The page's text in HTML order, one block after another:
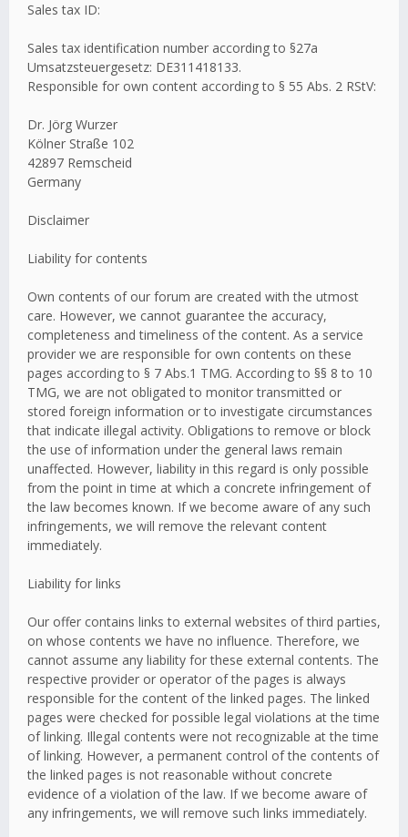
Sales tax ID:
Sales tax identification number according to §27a
Umsatzsteuergesetz: DE311418133.
Responsible for own content according to § 55 Abs. 2 RStV:
Dr. Jörg Wurzer
Kölner Straße 102
42897 Remscheid
Germany
Disclaimer
Liability for contents
Own contents of our forum are created with the utmost
care. However, we cannot guarantee the accuracy,
completeness and timeliness of the content. As a service
provider we are responsible for own contents on these
pages according to § 7 Abs.1 TMG. According to §§ 8 to 10
TMG, we are not obligated to monitor transmitted or
stored foreign information or to investigate circumstances
that indicate illegal activity. Obligations to remove or block
the use of information under the general laws remain
unaffected. However, liability in this regard is only possible
from the point in time at which a concrete infringement of
the law becomes known. If we become aware of any such
infringements, we will remove the relevant content
immediately.
Liability for links
Our offer contains links to external websites of third parties,
on whose contents we have no influence. Therefore, we
cannot assume any liability for these external contents. The
respective provider or operator of the pages is always
responsible for the content of the linked pages. The linked
pages were checked for possible legal violations at the time
of linking. Illegal contents were not recognizable at the time
of linking. However, a permanent control of the contents of
the linked pages is not reasonable without concrete
evidence of a violation of the law. If we become aware of
any infringements, we will remove such links immediately.